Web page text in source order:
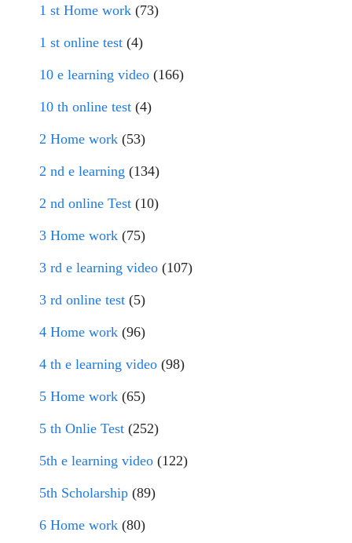
1 st Home work (73)
1 st online test (4)
10 e learning video (166)
10 th online test (4)
2 Home work (53)
2 nd e learning (134)
2 nd online Test (10)
3 Home work (75)
3 rd e learning video (107)
3 rd online test (5)
4 Home work (96)
4 th e learning video (98)
5 Home work (65)
5 th Onlie Test (252)
5th e learning video (122)
5th Scholarship (89)
6 Home work (80)